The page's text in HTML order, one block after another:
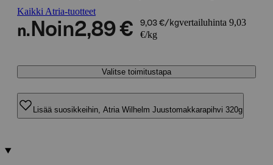
Kaikki Atria-tuotteet
n. Noin2,89 € 9,03 €/kgvertailuhinta 9,03
€/kg
Valitse toimitustapa
Lisää suosikkeihin, Atria Wilhelm Juustomakkarapihvi 320g